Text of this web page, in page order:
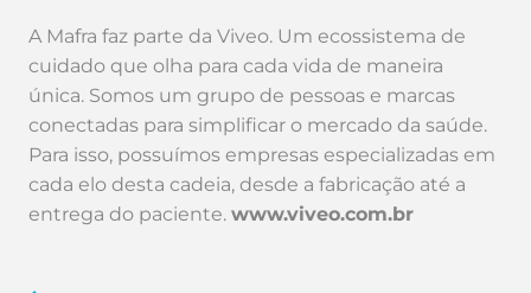
A Mafra faz parte da Viveo. Um ecossistema de
cuidado que olha para cada vida de maneira
única. Somos um grupo de pessoas e marcas
conectadas para simplificar o mercado da saúde.
Para isso, possuímos empresas especializadas em
cada elo desta cadeia, desde a fabricação até a
entrega do paciente.www.viveo.com.br